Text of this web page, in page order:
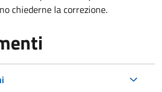
chiederne la correzione.